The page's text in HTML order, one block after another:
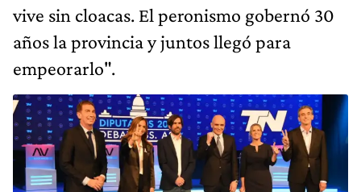
vive sin cloacas. El peronismo gobernó 30
años la provincia y juntos llegó para
empeorarlo".